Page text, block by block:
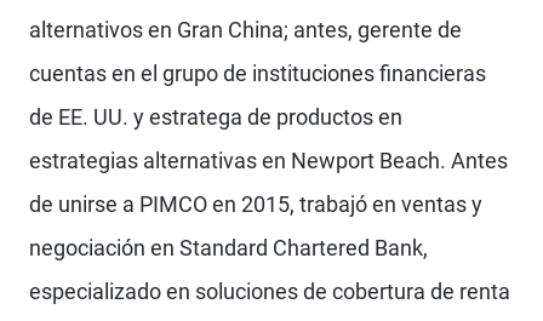
alternativos en Gran China; antes, gerente de
cuentas en el grupo de instituciones financieras
de EE. UU. y estratega de productos en
estrategias alternativas en Newport Beach. Antes
de unirse a PIMCO en 2015, trabajó en ventas y
negociación en Standard Chartered Bank,
especializado en soluciones de cobertura de renta